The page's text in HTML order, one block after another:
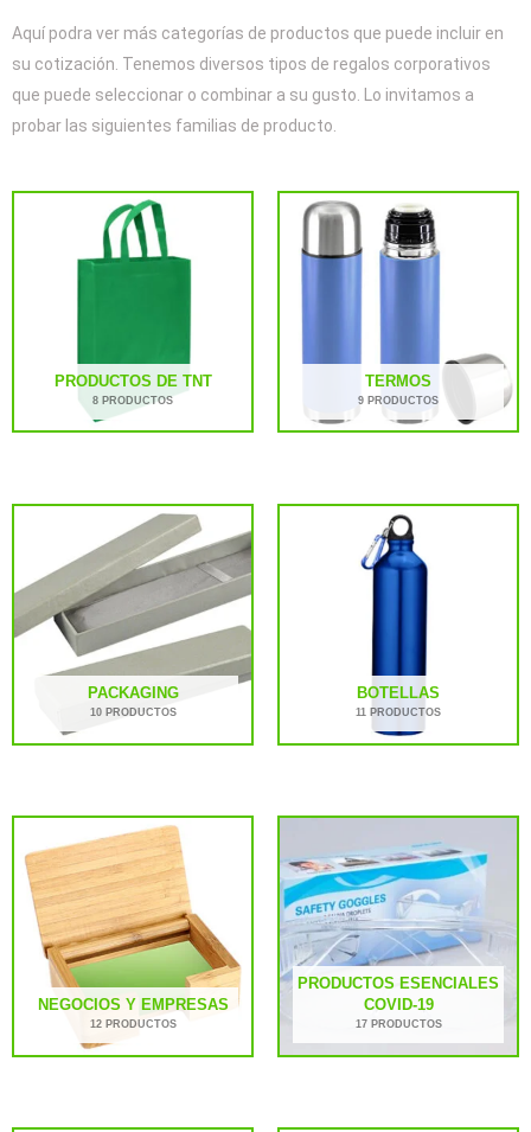
Aquí podra ver más categorías de productos que puede incluir en
su cotización. Tenemos diversos tipos de regalos corporativos
que puede seleccionar o combinar a su gusto. Lo invitamos a
probar las siguientes familias de producto.
PRODUCTOS DE TNT
8 PRODUCTOS
TERMOS
9 PRODUCTOS
PACKAGING
10 PRODUCTOS
BOTELLAS
11 PRODUCTOS
NEGOCIOS Y EMPRESAS
12 PRODUCTOS
PRODUCTOS ESENCIALES
COVID-19
17 PRODUCTOS